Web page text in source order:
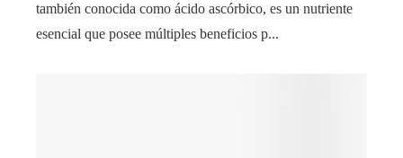
también conocida como ácido ascórbico, es un nutriente
esencial que posee múltiples beneficios p...